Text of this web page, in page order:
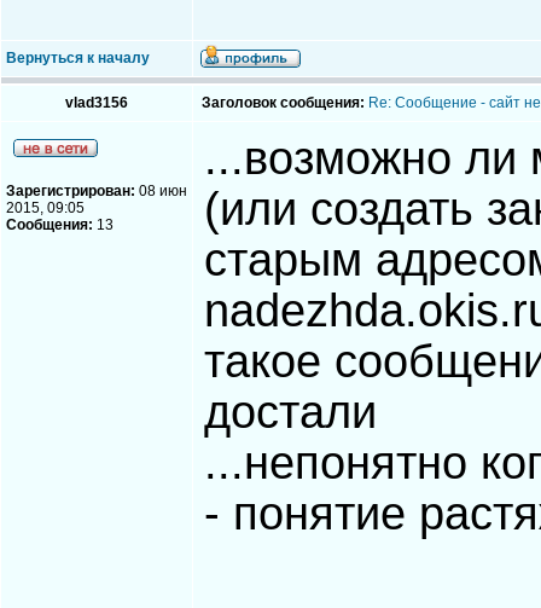
Вернуться к началу
vlad3156 Заголовок сообщения: Re: Сообщение - сайт
Зарегистрирован: 08 июн
2015, 09:05
Сообщения: 13
...возможно ли
(или создать
старым
такое
достали
...непонятно
- понятие